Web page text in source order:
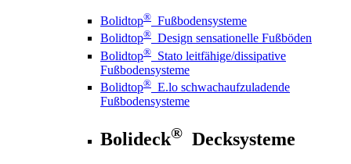
Bolidtop® Fußbodensysteme
Bolidtop® Design sensationelle Fußböden
Bolidtop® Stato leitfähige/dissipative
Fußbodensysteme
Bolidtop® E.lo schwachaufzuladende
Fußbodensysteme
Bolideck® Decksysteme